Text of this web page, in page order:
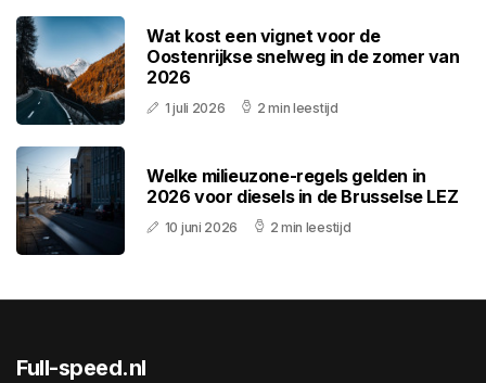
Wat kost een vignet voor de
Oostenrijkse snelweg in de zomer van
2026
1 juli 2026 2 min leestijd
Welke milieuzone-regels gelden in
2026 voor diesels in de Brusselse LEZ
10 juni 2026 2 min leestijd
Full-speed.nl